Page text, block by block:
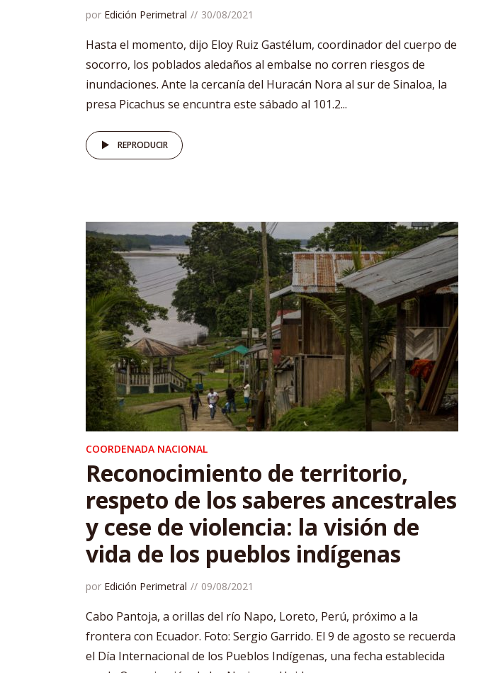
por Edición Perimetral 30/08/2021
Hasta el momento, dijo Eloy Ruiz Gastélum, coordinador del cuerpo de
socorro, los poblados aledaños al embalse no corren riesgos de
inundaciones. Ante la cercanía del Huracán Nora al sur de Sinaloa, la
presa Picachus se encuntra este sábado al 101.2...
REPRODUCIR
COORDENADA NACIONAL
Reconocimiento de territorio,
respeto de los saberes ancestrales
y cese de violencia: la visión de
vida de los pueblos indígenas
por Edición Perimetral 09/08/2021
Cabo Pantoja, a orillas del río Napo, Loreto, Perú, próximo a la
frontera con Ecuador. Foto: Sergio Garrido. El 9 de agosto se recuerda
el Día Internacional de los Pueblos Indígenas, una fecha establecida